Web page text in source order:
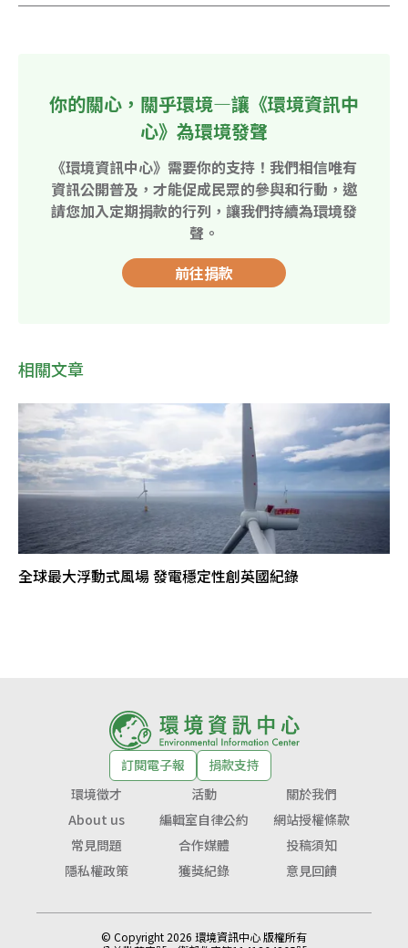
你的關心，關乎環境—讓《環境資訊中
心》為環境發聲
《環境資訊中心》需要你的支持！我們相信唯有
資訊公開普及，才能促成民眾的參與和行動，邀
請您加入定期捐款的行列，讓我們持續為環境發
聲。
前往捐款
相關文章
全球最大浮動式風場 發電穩定性創英國紀錄
訂閱電子報
捐款支持
環境徵才
活動
關於我們
About us
編輯室自律公約
網站授權條款
常見問題
合作媒體
投稿須知
隱私權政策
獲獎紀錄 意見回饋
© Copyright 2026 環境資訊中心 版權所有